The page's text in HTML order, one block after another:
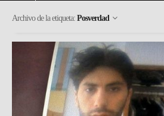
Archivo de la etiqueta: Posverdad